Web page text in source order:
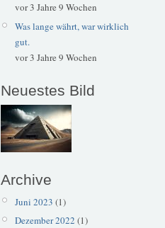
vor 3 Jahre 9 Wochen
Was lange währt, war wirklich
gut.
vor 3 Jahre 9 Wochen
Neuestes Bild
Archive
Juni 2023 (1)
Dezember 2022 (1)